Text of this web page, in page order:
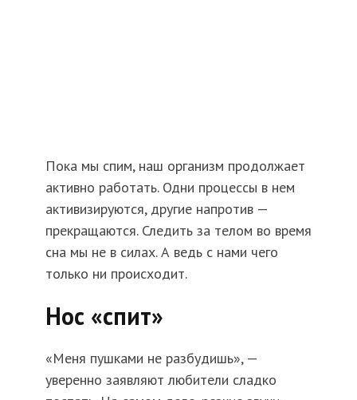
Пока мы спим, наш организм продолжает
активно работать. Одни процессы в нем
активизируются, другие напротив —
прекращаются. Следить за телом во время
сна мы не в силах. А ведь с нами чего
только ни происходит.
Нос «спит»
«Меня пушками не разбудишь», —
уверенно заявляют любители сладко